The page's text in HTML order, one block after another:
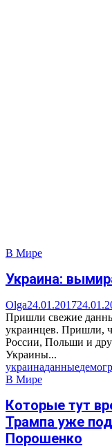
В Мире
Украина:
Olga24.01.2017
Пришли свежие
украинцев. Пришли,
России, Польши и
Украины...
украинаданные
В Мире
Которые тут
Трампа уже
Порошенко